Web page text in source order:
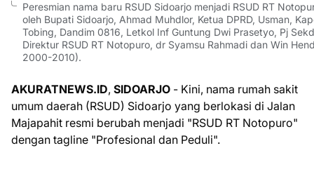
Peresmian nama baru RSUD Sidoarjo menjadi RSUD RT
oleh Bupati Sidoarjo, Ahmad Muhdlor, Ketua DPRD, Usman,
Tobing, Dandim 0816, Letkol Inf Guntung Dwi Prasetyo, Pj
Direktur RSUD RT Notopuro, dr Syamsu Rahmadi dan Win
2000-2010).
AKURATNEWS.ID, SIDOARJO - Kini, nama rumah sakit
umum daerah (RSUD) Sidoarjo yang berlokasi di Jalan
Majapahit resmi berubah menjadi "RSUD RT Notopuro"
dengan tagline "Profesional dan Peduli".